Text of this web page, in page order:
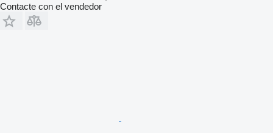
Contacte con el vendedor